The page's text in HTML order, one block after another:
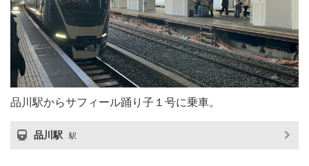
品川駅からサフィール踊り子１号に乗車。
品川駅 駅